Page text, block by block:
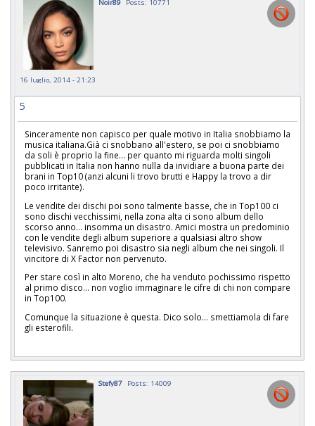
Noir89 Posts: 10771
16 luglio, 2014 - 21:23
5
Sinceramente non capisco per quale motivo in Italia snobbiamo la
musica italiana.Già ci snobbano all'estero, se poi ci snobbiamo
da soli è proprio la fine... per quanto mi riguarda molti singoli
pubblicati in Italia non hanno nulla da invidiare a buona parte dei
brani in Top10 (anzi alcuni li trovo brutti e Happy la trovo a dir
poco irritante).
Le vendite dei dischi poi sono talmente basse, che in Top100 ci
sono dischi vecchissimi, nella zona alta ci sono album dello
scorso anno... insomma un disastro. Amici mostra un predominio
con le vendite degli album superiore a qualsiasi altro show
televisivo. Sanremo poi disastro sia negli album che nei singoli. Il
vincitore di X Factor non pervenuto.
Per stare così in alto Moreno, che ha venduto pochissimo rispetto
al primo disco... non voglio immaginare le cifre di chi non compare
in Top100.
Comunque la situazione è questa. Dico solo... smettiamola di fare
gli esterofili.
Stefy87 Posts: 14009